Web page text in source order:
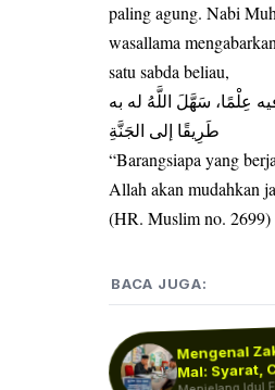
paling agung. Nabi
wasallama
satu sabda beliau,
عِلْمًا، سَهَّلَ اللَّهُ له به
طَرِيقًا إلى الجَنَّةِ
“Barangsiapa yang
Allah akan mudahkan
(HR. Muslim no. 2699)
BACA JUGA:
Mengenal
Mal: Syarat,
Menjelang Idul
Makna
Imlek: Antara